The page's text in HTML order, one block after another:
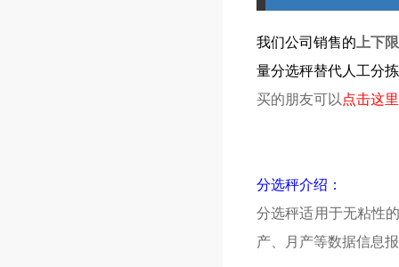
我们公司销售的 上下
量分选秤替代人工分
买的朋友可以 点击这
分选秤介绍：
分选秤适用于无粘性
产、月产等数据信息